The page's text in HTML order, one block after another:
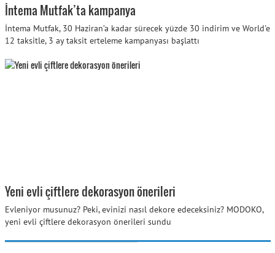
İntema Mutfak’ta kampanya
İntema Mutfak, 30 Haziran’a kadar sürecek yüzde 30 indirim ve World'e
12 taksitle, 3 ay taksit erteleme kampanyası başlattı
Yeni evli çiftlere dekorasyon önerileri
Evleniyor musunuz? Peki, evinizi nasıl dekore edeceksiniz? MODOKO,
yeni evli çiftlere dekorasyon önerileri sundu